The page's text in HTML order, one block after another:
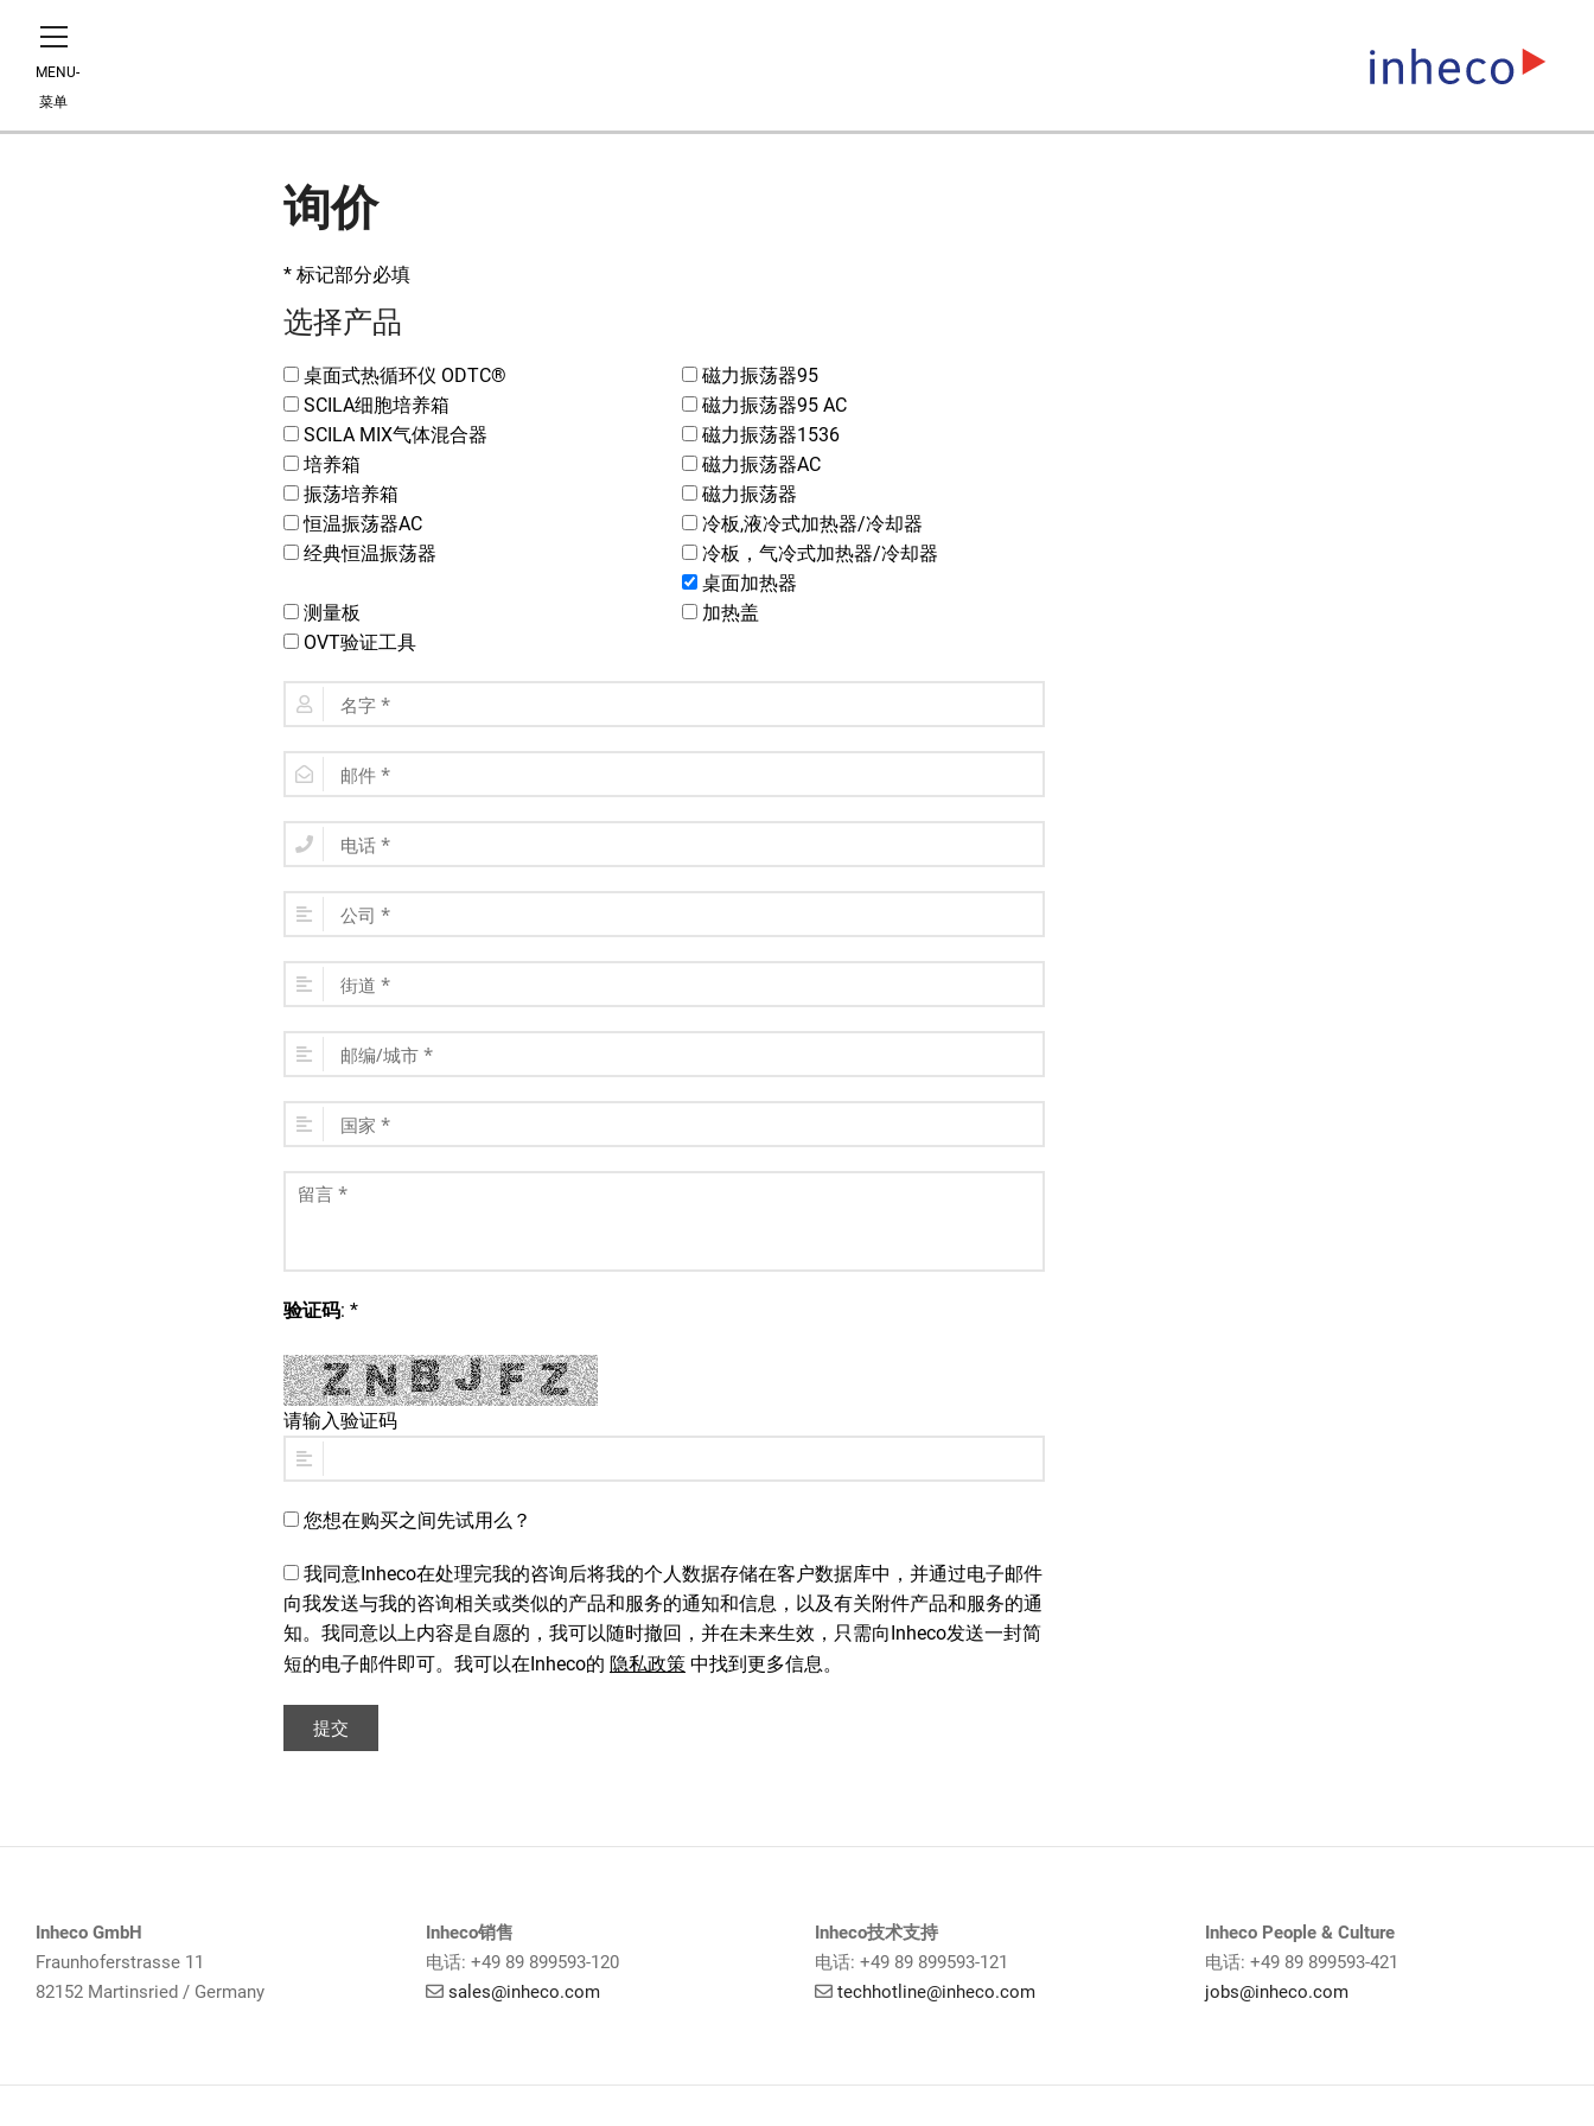
MENU-
菜单
询价
* 标记部分必填
选择产品
桌面式热循环仪 ODTC®
SCILA细胞培养箱
SCILA MIX气体混合器
培养箱
振荡培养箱
恒温振荡器AC
经典恒温振荡器
测量板
OVT验证工具
磁力振荡器95
磁力振荡器95 AC
磁力振荡器1536
磁力振荡器AC
磁力振荡器
冷板,液冷式加热器/冷却器
冷板，气冷式加热器/冷却器
桌面加热器
加热盖
验证码: *
请输入验证码
您想在购买之间先试用么？
向我发送与我的咨询相关或类似的产品和服务的通知和信息，以及有关附件产品和服务的通
知。我同意以上内容是自愿的，我可以随时撤回，并在未来生效，只需向Inheco发送一封简
短的电子邮件即可。我可以在Inheco的 隐私政策 中找到更多信息。
提交
Inheco GmbH
Fraunhoferstrasse 11
82152 Martinsried / Germany
Inheco销售
电话: +49 89 899593-120
sales@inheco.com
Inheco技术支持
电话: +49 89 899593-121
techhotline@inheco.com
Inheco People & Culture
电话: +49 89 899593-421
jobs@inheco.com